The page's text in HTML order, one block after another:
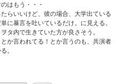
はもう・・・
らいいけど、彼の場合、大学出ている
に暴言を吐いているだけ。に見える。
タ内で生きていた方が良さそう。
か言われてる！とか言うのも、共演者
。